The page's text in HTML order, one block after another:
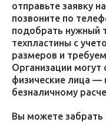
отправьте заявку
позвоните по
подобрать нужный
техпластины с
размеров и
Организации могут
физические лица —
безналичному
Вы можете забрать